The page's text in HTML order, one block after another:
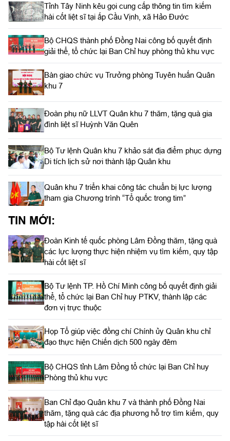
Tỉnh Tây Ninh kêu gọi cung cấp thông tin tìm kiếm
hài cốt liệt sĩ tại ấp Cầu Vịnh, xã Hảo Đước
Bộ CHQS thành phố Đồng Nai công bố quyết định
giải thể, tổ chức lại Ban Chỉ huy phòng thủ khu vực
Bàn giao chức vụ Trưởng phòng Tuyên huấn Quân
khu 7
Đoàn phụ nữ LLVT Quân khu 7 thăm, tặng quà gia
đình liệt sĩ Huỳnh Văn Quên
Bộ Tư lệnh Quân khu 7 khảo sát địa điểm phục dựng
Di tích lịch sử nơi thành lập Quân khu
Quân khu 7 triển khai công tác chuẩn bị lực lượng
tham gia Chương trình “Tổ quốc trong tim”
TIN MỚI:
Đoàn Kinh tế quốc phòng Lâm Đồng thăm, tặng quà
các lực lượng thực hiện nhiệm vụ tìm kiếm, quy tập
hài cốt liệt sĩ
Bộ Tư lệnh TP. Hồ Chí Minh công bố quyết định giải
thể, tổ chức lại Ban Chỉ huy PTKV, thành lập các
đơn vị trực thuộc
Họp Tổ giúp việc đồng chí Chính ủy Quân khu chỉ
đạo thực hiện Chiến dịch 500 ngày đêm
Bộ CHQS tỉnh Lâm Đồng tổ chức lại Ban Chỉ huy
Phòng thủ khu vực
Ban Chỉ đạo Quân khu 7 và thành phố Đồng Nai
thăm, tặng quà các địa phương hỗ trợ tìm kiếm, quy
tập hài cốt liệt sĩ